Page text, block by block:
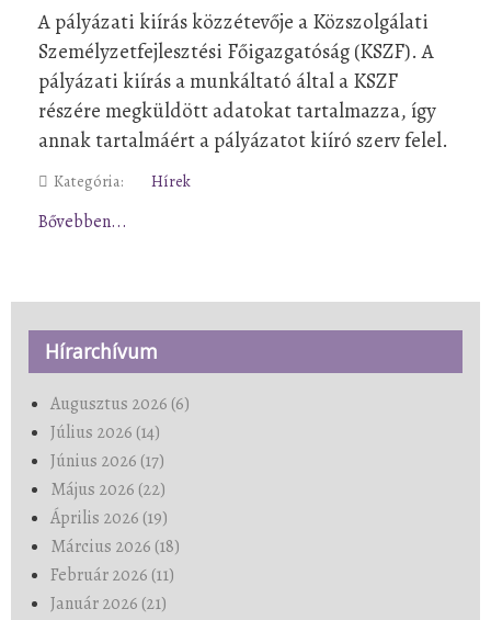
A pályázati kiírás közzétevője a Közszolgálati
Személyzetfejlesztési Főigazgatóság (KSZF). A
pályázati kiírás a munkáltató által a KSZF
részére megküldött adatokat tartalmazza, így
annak tartalmáért a pályázatot kiíró szerv felel.
Kategória: Hírek
Bővebben...
Hírarchívum
Augusztus 2026 (6)
Július 2026 (14)
Június 2026 (17)
Május 2026 (22)
Április 2026 (19)
Március 2026 (18)
Február 2026 (11)
Január 2026 (21)